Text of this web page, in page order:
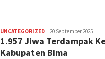
UNCATEGORIZED Redaksi
20 September 2025
1.957 Jiwa Terdampak
Kabupaten Bima